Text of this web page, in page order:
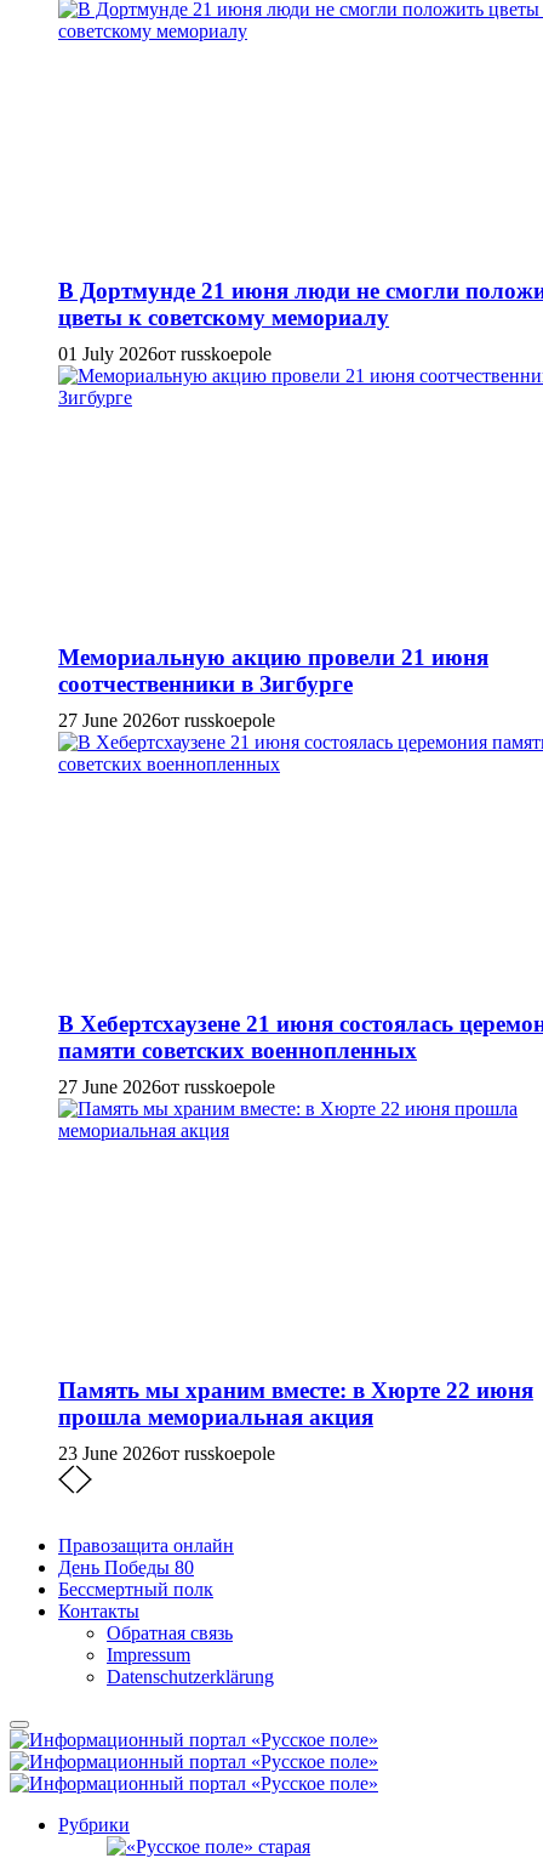
В Дортмунде 21 июня люди не смогли
цветы к советскому мемориалу
01 July 2026от russkoepole
Мемориальную акцию провели 21 июня
соотчественники в Зигбурге
27 June 2026от russkoepole
В Хебертсхаузене 21 июня состоялась
памяти советских военнопленных
27 June 2026от russkoepole
Память мы храним вместе: в Хюрте 22 июня
прошла мемориальная акция
23 June 2026от russkoepole
Правозащита онлайн
День Победы 80
Бессмертный полк
Контакты
Обратная связь
Impressum
Datenschutzerklärung
Рубрики